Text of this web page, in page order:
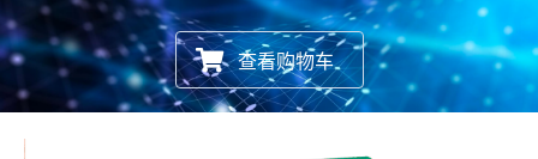
查看购物车